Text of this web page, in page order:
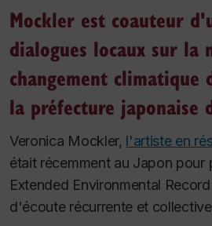
Mockler est coauteur
dialogues locaux sur la
changement climatique
la préfecture japonaise
Veronica Mockler, l'artiste en
était récemment au Japon pour
Extended Environmental
d'écoute récurrente et